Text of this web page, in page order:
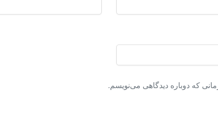
که دوباره دیدگاهی می‌نویسم.